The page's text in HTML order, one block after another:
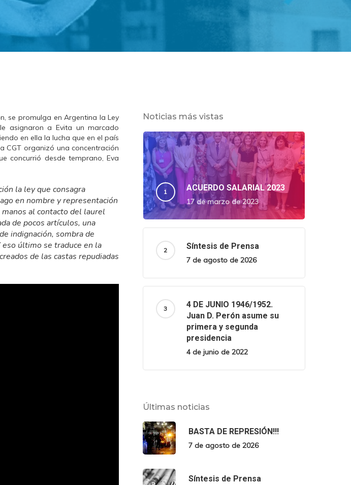
se promulga en Argentina la Ley
asignaron a Evita un marcado
en ella la lucha que en el país
CGT organizó una concentración
concurrió desde temprano, Eva
la ley que consagra
en nombre y representación
al contacto del laurel
de pocos artículos, una
indignación, sombra de
último se traduce en la
de las castas repudiadas
Noticias más vistas
ACUERDO SALARIAL 2023
17 de marzo de 2023
Síntesis de Prensa
7 de agosto de 2026
4 DE JUNIO 1946/1952.
Juan D. Perón asume su
primera y segunda
presidencia
4 de junio de 2022
Últimas noticias
BASTA DE REPRESIÓN!!!
7 de agosto de 2026
Síntesis de Prensa